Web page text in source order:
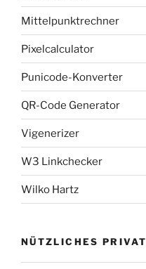
Mittelpunktrechner
Pixelcalculator
Punicode-Konverter
QR-Code Generator
Vigenerizer
W3 Linkchecker
Wilko Hartz
NÜTZLICHES PRIVAT